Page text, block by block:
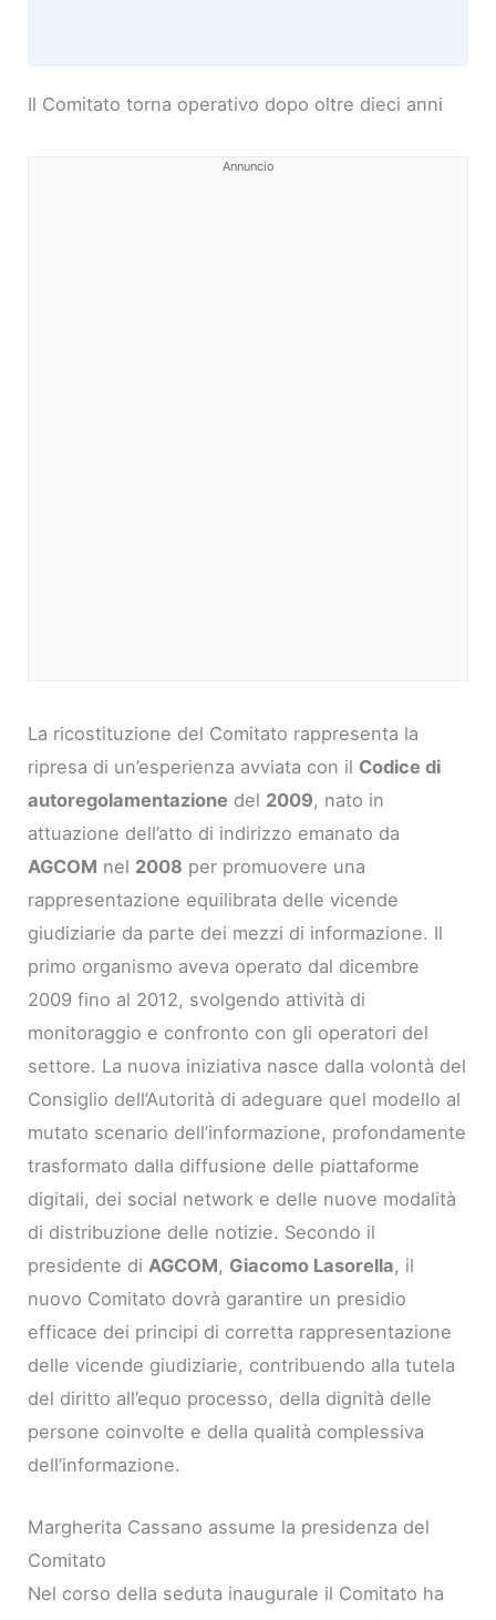
Il Comitato torna operativo dopo oltre dieci anni
Annuncio
La ricostituzione del Comitato rappresenta la
ripresa di un’esperienza avviata con il Codice di
autoregolamentazione del 2009, nato in
attuazione dell’atto di indirizzo emanato da
AGCOM nel 2008 per promuovere una
rappresentazione equilibrata delle vicende
giudiziarie da parte dei mezzi di informazione. Il
primo organismo aveva operato dal dicembre
2009 fino al 2012, svolgendo attività di
monitoraggio e confronto con gli operatori del
settore. La nuova iniziativa nasce dalla volontà del
Consiglio dell’Autorità di adeguare quel modello al
mutato scenario dell’informazione, profondamente
trasformato dalla diffusione delle piattaforme
digitali, dei social network e delle nuove modalità
di distribuzione delle notizie. Secondo il
presidente di AGCOM, Giacomo Lasorella, il
nuovo Comitato dovrà garantire un presidio
efficace dei principi di corretta rappresentazione
delle vicende giudiziarie, contribuendo alla tutela
del diritto all’equo processo, della dignità delle
persone coinvolte e della qualità complessiva
dell’informazione.
Margherita Cassano assume la presidenza del
Comitato
Nel corso della seduta inaugurale il Comitato ha